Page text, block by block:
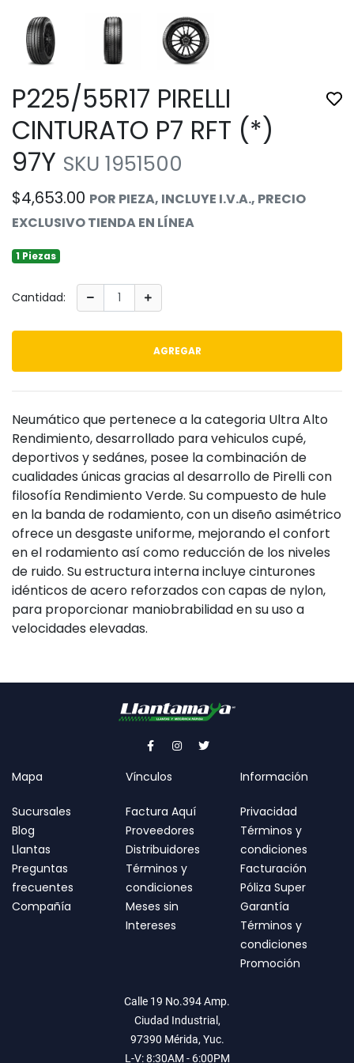
P225/55R17 PIRELLI
CINTURATO P7 RFT (*)
97Y SKU 1951500
$4,653.00 POR PIEZA, INCLUYE I.V.A., PRECIO
EXCLUSIVO TIENDA EN LÍNEA
1 Piezas
Cantidad:
AGREGAR
Neumático que pertenece a la categoria Ultra Alto
Rendimiento, desarrollado para vehiculos cupé,
deportivos y sedánes, posee la combinación de
cualidades únicas gracias al desarrollo de Pirelli con
filosofía Rendimiento Verde. Su compuesto de hule
en la banda de rodamiento, con un diseño asimétrico
ofrece un desgaste uniforme, mejorando el confort
en el rodamiento así como reducción de los niveles
de ruido. Su estructura interna incluye cinturones
idénticos de acero reforzados con capas de nylon,
para proporcionar maniobrabilidad en su uso a
velocidades elevadas.
Mapa
Sucursales
Blog
Llantas
Preguntas
frecuentes
Compañía
Vínculos
Factura Aquí
Proveedores
Distribuidores
Términos y
condiciones
Meses sin
Intereses
Información
Privacidad
Términos y
condiciones
Facturación
Póliza Super
Garantía
Términos y
condiciones
Promoción
Calle 19 No.394 Amp.
Ciudad Industrial,
97390 Mérida, Yuc.
L-V: 8:30AM - 6:00PM